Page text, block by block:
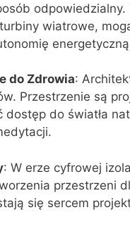
wiatrowe,
do Zdrowia:
Przestrzenie są
dostęp do światła
: W erze cyfrowej
przestrzeni
się sercem